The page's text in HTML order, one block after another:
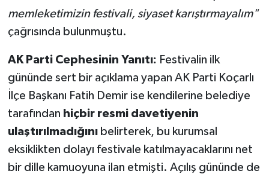
memleketimizin festivali, siyaset karıştırmayalım"
çağrısında bulunmuştu.
AK Parti Cephesinin Yanıtı: Festivalin ilk
gününde sert bir açıklama yapan AK Parti Koçarlı
İlçe Başkanı Fatih Demir ise kendilerine belediye
tarafından hiçbir resmi davetiyenin
ulaştırılmadığınıbelirterek, bu kurumsal
eksiklikten dolayı festivale katılmayacaklarını net
bir dille kamuoyuna ilan etmişti. Açılış gününde de